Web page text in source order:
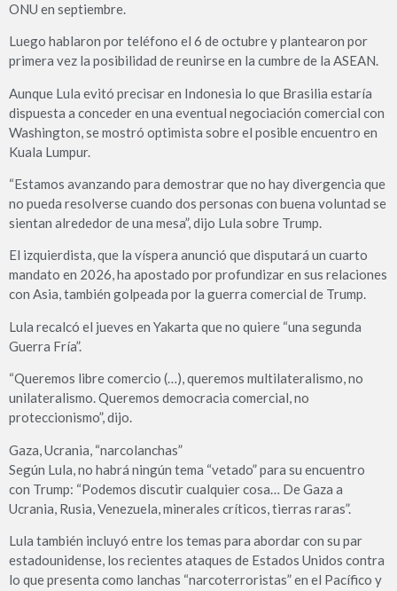
ONU en septiembre.
Luego hablaron por teléfono el 6 de octubre y plantearon por
primera vez la posibilidad de reunirse en la cumbre de la ASEAN.
Aunque Lula evitó precisar en Indonesia lo que Brasilia estaría
dispuesta a conceder en una eventual negociación comercial con
Washington, se mostró optimista sobre el posible encuentro en
Kuala Lumpur.
“Estamos avanzando para demostrar que no hay divergencia que
no pueda resolverse cuando dos personas con buena voluntad se
sientan alrededor de una mesa”, dijo Lula sobre Trump.
El izquierdista, que la víspera anunció que disputará un cuarto
mandato en 2026, ha apostado por profundizar en sus relaciones
con Asia, también golpeada por la guerra comercial de Trump.
Lula recalcó el jueves en Yakarta que no quiere “una segunda
Guerra Fría”.
“Queremos libre comercio (…), queremos multilateralismo, no
unilateralismo. Queremos democracia comercial, no
proteccionismo”, dijo.
Gaza, Ucrania, “narcolanchas”
Según Lula, no habrá ningún tema “vetado” para su encuentro
con Trump: “Podemos discutir cualquier cosa… De Gaza a
Ucrania, Rusia, Venezuela, minerales críticos, tierras raras”.
Lula también incluyó entre los temas para abordar con su par
estadounidense, los recientes ataques de Estados Unidos contra
lo que presenta como lanchas “narcoterroristas” en el Pacífico y